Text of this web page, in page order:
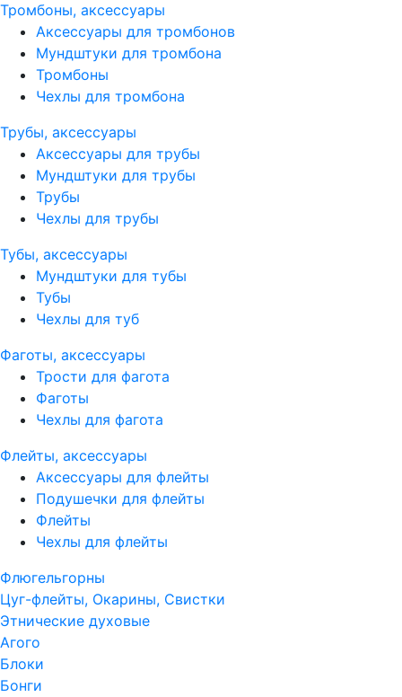
Тромбоны, аксессуары
Аксессуары для тромбонов
Мундштуки для тромбона
Тромбоны
Чехлы для тромбона
Трубы, аксессуары
Аксессуары для трубы
Мундштуки для трубы
Трубы
Чехлы для трубы
Тубы, аксессуары
Мундштуки для тубы
Тубы
Чехлы для туб
Фаготы, аксессуары
Трости для фагота
Фаготы
Чехлы для фагота
Флейты, аксессуары
Аксессуары для флейты
Подушечки для флейты
Флейты
Чехлы для флейты
Флюгельгорны
Цуг-флейты, Окарины, Свистки
Этнические духовые
Агого
Блоки
Бонги